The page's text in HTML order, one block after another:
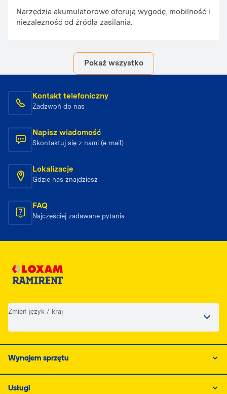
Narzędzia akumulatorowe oferują wygodę, mobilność i
niezależność od źródła zasilania.
Pokaż wszystko
Kontakt telefoniczny
Zadzwoń do nas
Napisz wiadomość
Skontaktuj się z nami (e-mail)
Lokalizacje
Gdzie nas znajdziesz
FAQ
Najczęściej zadawane pytania
Zmień język / kraj
Wynajem sprzętu
Usługi